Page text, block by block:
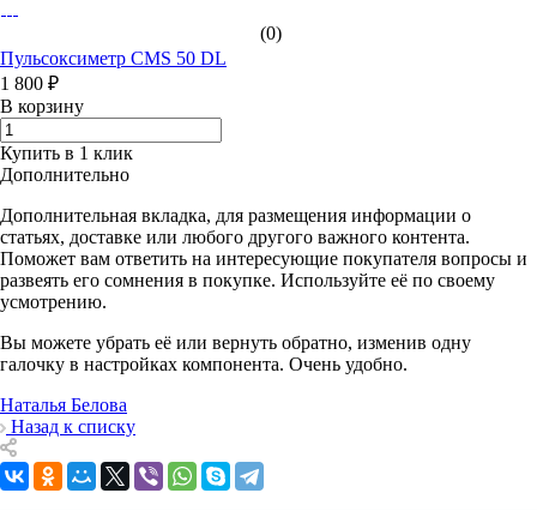
(0)
Пульсоксиметр CMS 50 DL
1 800 ₽
В корзину
Купить в 1 клик
Дополнительно
Дополнительная вкладка, для размещения информации о
статьях, доставке или любого другого важного контента.
Поможет вам ответить на интересующие покупателя вопросы и
развеять его сомнения в покупке. Используйте её по своему
усмотрению.
Вы можете убрать её или вернуть обратно, изменив одну
галочку в настройках компонента. Очень удобно.
Наталья Белова
Назад к списку